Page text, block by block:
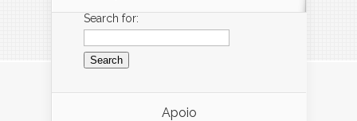
Search for:
Apoio